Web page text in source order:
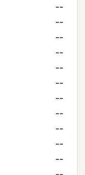
--
--
--
--
--
--
--
--
--
--
--